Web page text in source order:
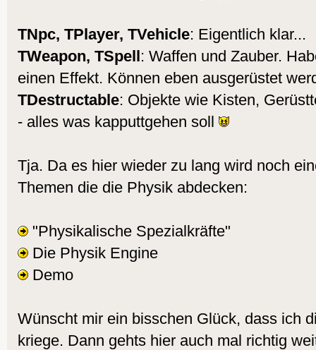
TNpc, TPlayer, TVehicle: Eigentlich klar...
TWeapon, TSpell: Waffen und Zauber.
einen Effekt. Können eben ausgerüstet
TDestructable: Objekte wie Kisten,
- alles was kapputtgehen soll
Tja. Da es hier wieder zu lang wird noch
Themen die die Physik abdecken:
"Physikalische Spezialkräfte"
Die Physik Engine
Demo
Wünscht mir ein bisschen Glück, dass ich
kriege. Dann gehts hier auch mal richtig